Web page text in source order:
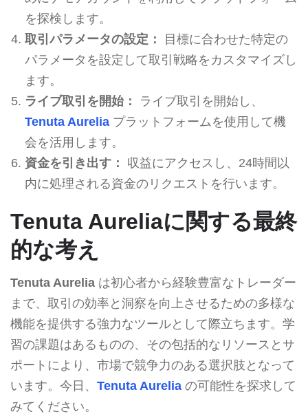
を探検します。
取引パラメータの設定：
目標に合わせた特定の
パラメータを設定して取引戦略をカスタマイズし
ます。
ライブ取引を開始：
ライブ取引を開始し、
Tenuta Aureliaプラットフォームを使用して機
会を活用します。
資金を引き出す：
収益にアクセスし、24時間以
内に処理される資金のリクエストを行います。
Tenuta Aureliaに関する最終
的な考え
Tenuta Aurelia は初心者から経験豊富なトレーダー
まで、取引の効率と洞察を向上させるための多様な
機能を提供する強力なツールとして際立ちます。学
習の課題はあるものの、その包括的なリソースとサ
ポートにより、市場で競争力のある選択肢となって
います。今日、 Tenuta Aurelia の可能性を探求して
みてください。